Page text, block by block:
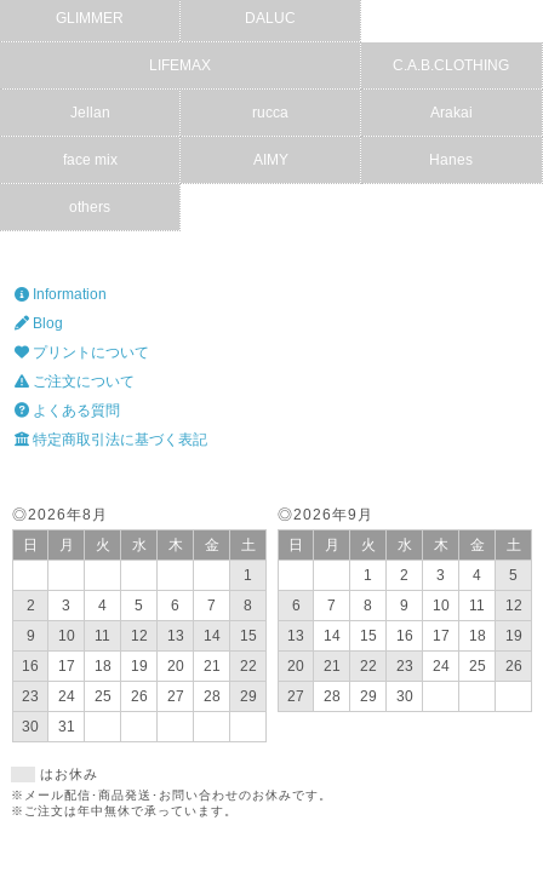
GLIMMER DALUC
LIFEMAX C.A.B.CLOTHING
Jellan rucca Arakai
face mix AIMY Hanes
others
Information
Blog
プリントについて
ご注文について
よくある質問
特定商取引法に基づく表記
◎2026年9月
日
月 火 水 木 金
土
1
2 3 4
5
6
7 8 9 10 11
12
13
14 15 16 17 18
19
20
21 22 23 24 25
26
27
28 29 30
◎2026年8月
日
月 火 水 木 金
土
1
2
3 4 5 6 7
8
9
10 11 12 13 14
15
16
17 18 19 20 21
22
23
24 25 26 27 28
29
30
31
はお休み
※メール配信･商品発送･お問い合わせのお休みです。
※ご注文は年中無休で承っています。